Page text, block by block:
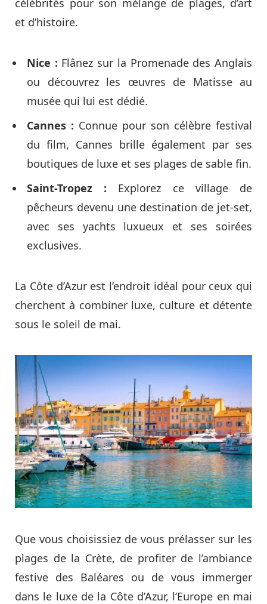
célébrités pour son mélange de plages, d’art
et d’histoire.
Nice : Flânez sur la Promenade des Anglais
ou découvrez les œuvres de Matisse au
musée qui lui est dédié.
Cannes : Connue pour son célèbre festival
du film, Cannes brille également par ses
boutiques de luxe et ses plages de sable fin.
Saint-Tropez : Explorez ce village de
pêcheurs devenu une destination de jet-set,
avec ses yachts luxueux et ses soirées
exclusives.
La Côte d’Azur est l’endroit idéal pour ceux qui
cherchent à combiner luxe, culture et détente
sous le soleil de mai.
Que vous choisissiez de vous prélasser sur les
plages de la Crète, de profiter de l’ambiance
festive des Baléares ou de vous immerger
dans le luxe de la Côte d’Azur, l’Europe en mai